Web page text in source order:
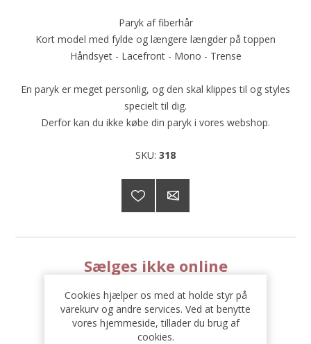
Paryk af fiberhår
Kort model med fylde og længere længder på toppen
Håndsyet - Lacefront - Mono - Trense
En paryk er meget personlig, og den skal klippes til og styles
specielt til dig.
Derfor kan du ikke købe din paryk i vores webshop.
SKU: 318
Sælges ikke online
Cookies hjælper os med at holde styr på
varekurv og andre services. Ved at benytte
vores hjemmeside, tillader du brug af
cookies.